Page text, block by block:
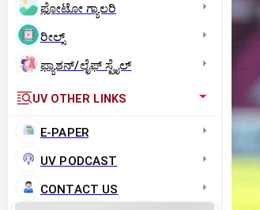
ಫೋಟೋ ಗ್ಯಾಲರಿ
ರೀಲ್ಸ್
ಫ್ಯಾಶನ್/ಲೈಫ್‌ ಸ್ಟೈಲ್
UV OTHER LINKS
E-PAPER
UV PODCAST
CONTACT US